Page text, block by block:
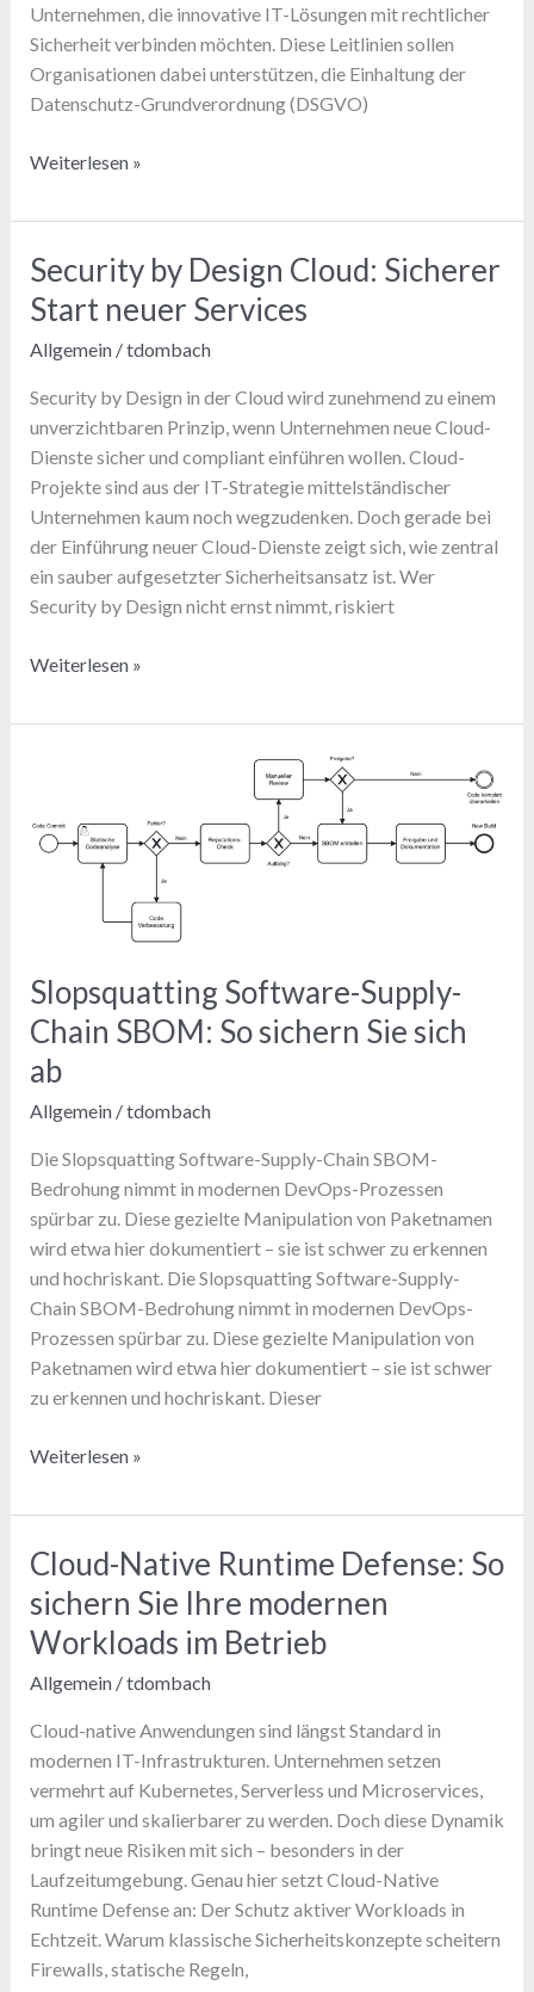
Unternehmen, die innovative IT-Lösungen mit rechtlicher
Sicherheit verbinden möchten. Diese Leitlinien sollen
Organisationen dabei unterstützen, die Einhaltung der
Datenschutz-Grundverordnung (DSGVO)
Blockchain
Leitlinien:
die
EDPB
2025
Weiterlesen »
Security by Design Cloud: Sicherer
Start neuer Services
Allgemein/tdombach
Security by Design in der Cloud wird zunehmend zu einem
unverzichtbaren Prinzip, wenn Unternehmen neue Cloud-
Dienste sicher und compliant einführen wollen. Cloud-
Projekte sind aus der IT-Strategie mittelständischer
Unternehmen kaum noch wegzudenken. Doch gerade bei
der Einführung neuer Cloud-Dienste zeigt sich, wie zentral
ein sauber aufgesetzter Sicherheitsansatz ist. Wer
Security by Design nicht ernst nimmt, riskiert
Security
Design
neuer
Services
Weiterlesen »
Slopsquatting Software-Supply-
Chain SBOM: So sichern Sie sich
ab
Allgemein/tdombach
Die Slopsquatting Software-Supply-Chain SBOM-
Bedrohung nimmt in modernen DevOps-Prozessen
spürbar zu. Diese gezielte Manipulation von Paketnamen
wird etwa hier dokumentiert – sie ist schwer zu erkennen
und hochriskant. Die Slopsquatting Software-Supply-
Chain SBOM-Bedrohung nimmt in modernen DevOps-
Prozessen spürbar zu. Diese gezielte Manipulation von
Paketnamen wird etwa hier dokumentiert – sie ist schwer
zu erkennen und hochriskant. Dieser
Slopsquatting
Supply-
SBOM:
So
sichern
sich
ab
Weiterlesen »
Cloud-Native Runtime Defense: So
sichern Sie Ihre modernen
Workloads im Betrieb
Allgemein/tdombach
Cloud-native Anwendungen sind längst Standard in
modernen IT-Infrastrukturen. Unternehmen setzen
vermehrt auf Kubernetes, Serverless und Microservices,
um agiler und skalierbarer zu werden. Doch diese Dynamik
bringt neue Risiken mit sich – besonders in der
Laufzeitumgebung. Genau hier setzt Cloud-Native
Runtime Defense an: Der Schutz aktiver Workloads in
Echtzeit. Warum klassische Sicherheitskonzepte scheitern
Firewalls, statische Regeln,